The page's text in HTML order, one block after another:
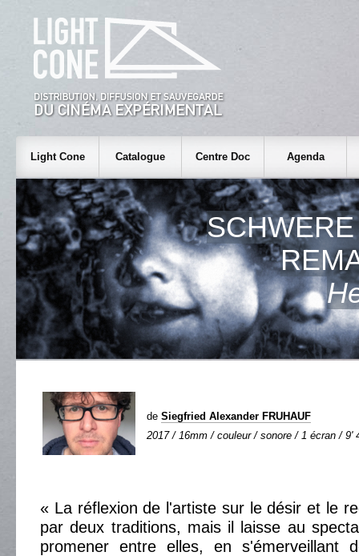
Light Cone Catalogue Centre Doc Agenda
de Siegfried Alexander FRUHAUF
2017 / 16mm / couleur / sonore / 1 écran / 9'
« La réflexion de l'artiste sur le désir et le
par deux traditions, mais il laisse au
promener entre elles, en s'émerveillant